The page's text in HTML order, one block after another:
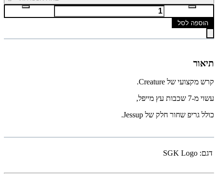
הוספה לסל
תיאור
קרש מקצועי של Creature.
עשוי מ-7 שכבות עץ מייפל,
כולל גריפ שחור חלק של Jessup.
דגם: SGK Logo